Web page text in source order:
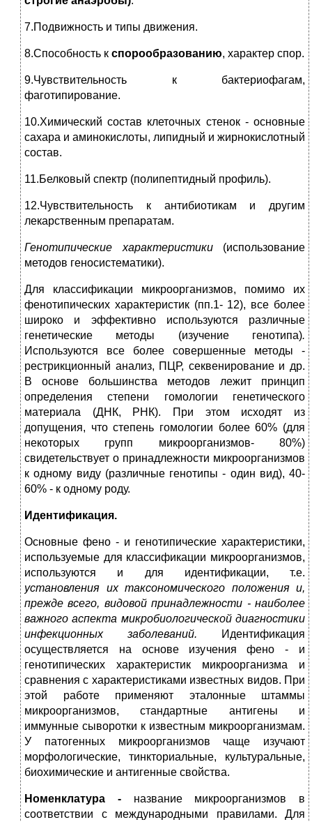
7.Подвижность и типы движения.
8.Способность к спорообразованию, характер спор.
9.Чувствительность к бактериофагам,
фаготипирование.
10.Химический состав клеточных стенок - основные
сахара и аминокислоты, липидный и жирнокислотный
состав.
11.Белковый спектр (полипептидный профиль).
12.Чувствительность к антибиотикам и другим
лекарственным препаратам.
Генотипические характеристики(использование
методов геносистематики).
Для классификации микроорганизмов, помимо их
фенотипических характеристик (пп.1- 12), все более
широко и эффективно используются различные
генетические методы (изучение генотипа).
Используются все более совершенные методы -
рестрикционный анализ, ПЦР, секвенирование и др.
В основе большинства методов лежит принцип
определения степени гомологии генетического
материала (ДНК, РНК). При этом исходят из
допущения, что степень гомологии более 60% (для
некоторых групп микроорганизмов- 80%)
свидетельствует о принадлежности микроорганизмов
к одному виду (различные генотипы - один вид), 40-
60% - к одному роду.
Идентификация.
Основные фено - и генотипические характеристики,
используемые для классификации микроорганизмов,
используются и для идентификации, т.е.
установления их таксономического положения и,
прежде всего, видовой принадлежности - наиболее
важного аспекта микробиологической диагностики
инфекционных заболеваний. Идентификация
осуществляется на основе изучения фено - и
генотипических характеристик микроорганизма и
сравнения с характеристиками известных видов. При
этой работе применяют эталонные штаммы
микроорганизмов, стандартные антигены и
иммунные сыворотки к известным микроорганизмам.
У патогенных микроорганизмов чаще изучают
морфологические, тинкториальные, культуральные,
биохимические и антигенные свойства.
Номенклатура - название микроорганизмов в
соответствии с международными правилами. Для